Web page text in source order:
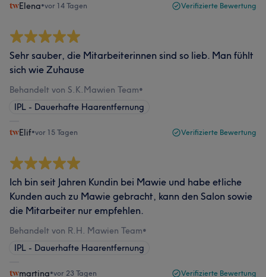
Elena•vor 14 Tagen Verifizierte Bewertung
Sehr sauber, die Mitarbeiterinnen sind so lieb. Man fühlt
sich wie Zuhause
Behandelt von S.K.Mawien Team•
IPL - Dauerhafte Haarentfernung
Elif•vor 15 Tagen Verifizierte Bewertung
Ich bin seit Jahren Kundin bei Mawie und habe etliche
Kunden auch zu Mawie gebracht, kann den Salon sowie
die Mitarbeiter nur empfehlen.
Behandelt von R.H. Mawien Team•
IPL - Dauerhafte Haarentfernung
martina•vor 23 Tagen Verifizierte Bewertung